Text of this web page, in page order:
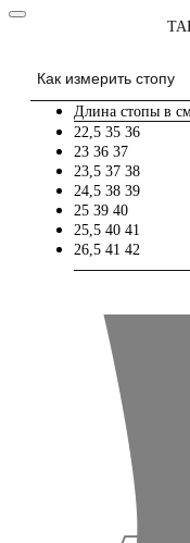
Как измерить стопу
Длина стопы в
22,5 35 36
23 36 37
23,5 37 38
24,5 38 39
25 39 40
25,5 40 41
26,5 41 42